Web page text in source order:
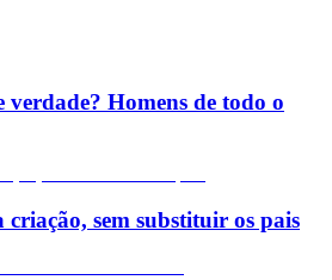
verdade? Homens de todo o
criação, sem substituir os pais